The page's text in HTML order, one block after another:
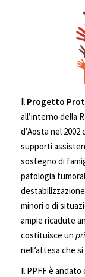
Il Progetto
all’interno della
d’Aosta nel
supporti
sostegno di
patologia
minori o di
ampie ricadute
costituisce un
nell’attesa che
Il PPFF è